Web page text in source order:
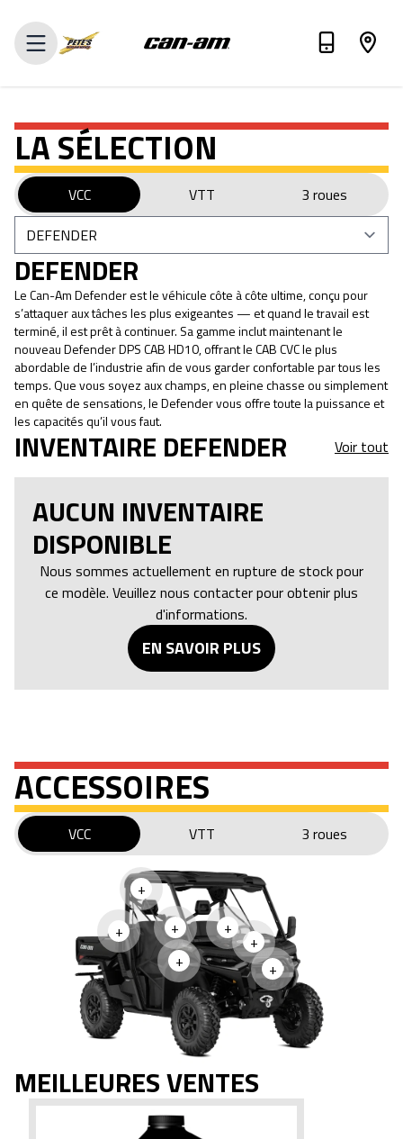
ÉVALUEZ VOTRE ÉCHANGE
LA SÉLECTION
VCC VTT 3 roues
DEFENDER
Le Can-Am Defender est le véhicule côte à côte ultime, conçu pour
s’attaquer aux tâches les plus exigeantes — et quand le travail est
terminé, il est prêt à continuer. Sa gamme inclut maintenant le
nouveau Defender DPS CAB HD10, offrant le CAB CVC le plus
abordable de l’industrie afin de vous garder confortable par tous les
temps. Que vous soyez aux champs, en pleine chasse ou simplement
en quête de sensations, le Defender vous offre toute la puissance et
les capacités qu’il vous faut.
INVENTAIRE DEFENDER Voir tout
AUCUN INVENTAIRE
DISPONIBLE
Nous sommes actuellement en rupture de stock pour
ce modèle. Veuillez nous contacter pour obtenir plus
d'informations.
EN SAVOIR PLUS
ACCESSOIRES
VCC VTT 3 roues
+
+
+
+
+
+ +
MEILLEURES VENTES